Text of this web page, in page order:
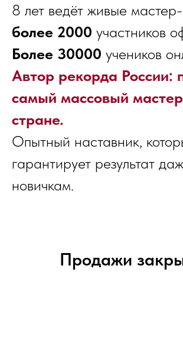
8 лет ведёт живые
более 2000 участников
Более 30000 учеников
Автор рекорда России:
самый массовый
стране.
Опытный наставник,
гарантирует результат
новичкам.
Продажи